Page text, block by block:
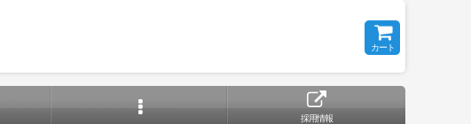
カート
採用情報